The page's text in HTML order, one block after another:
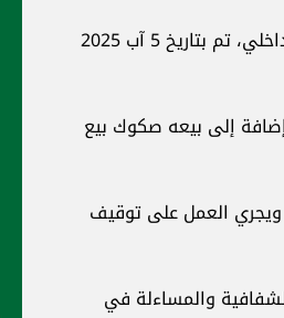
وأضاف: "وبالتنسيق مع شعبة المعلومات في المديرية العامة لقوى الأمن الداخلي، تم بتاريخ 5 آب 2025
إلى بيعه صكوك بيع
ويجري العمل على توقيف
والمساءلة في